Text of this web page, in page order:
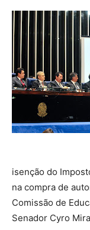
isenção do
na compra de
Comissão de
Senador Cyro